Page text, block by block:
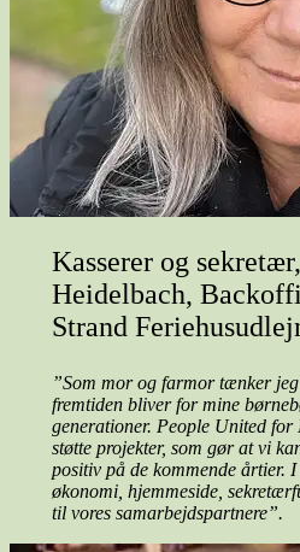
Kasserer og
Heidelbach,
Strand
”Som mor og farmor tænker
fremtiden bliver for mine
generationer. People United for
støtte projekter, som gør at vi
positiv på de kommende årtier. I
økonomi, hjemmeside,
til vores samarbejdspartnere”.